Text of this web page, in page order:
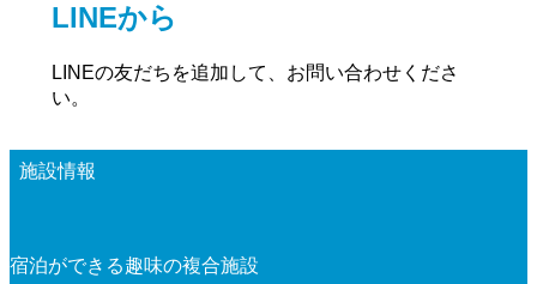
LINEから
LINEの友だちを追加して、お問い合わせくださ
い。
施設情報
宿泊ができる趣味の複合施設